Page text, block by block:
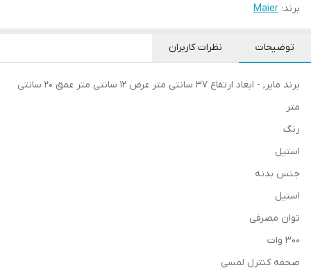
برند: Maier
توضیحات نظرات کاربران
برند مایر, - ابعاد ارتفاع 37 سانتی متر عرض 12 سانتی متر عمق 20 سانتی
متر
رنگ
استیل
جنس بدنه
استیل
توان مصرفی
300 وات
صحفه کنترل لمسی